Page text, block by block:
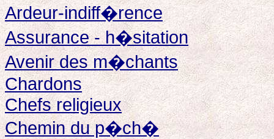
Ardeur-indiff�rence
Assurance - h�sitation
Avenir des m�chants
Chardons
Chefs religieux
Chemin du p�ch�